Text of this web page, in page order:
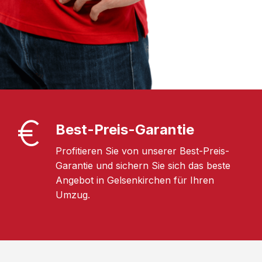
Best-Preis-Garantie
Profitieren Sie von unserer Best-Preis-
Garantie und sichern Sie sich das beste
Angebot in Gelsenkirchen für Ihren
Umzug.